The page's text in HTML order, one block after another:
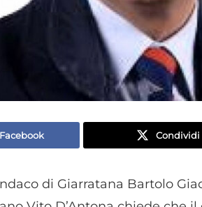
Condividi
di Giarratana Bartolo